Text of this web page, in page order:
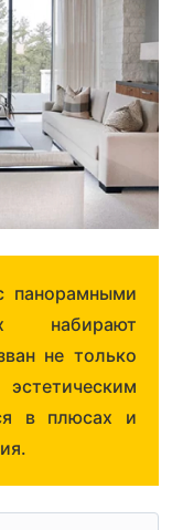
панорамными
набирают
не только
в плюсах и